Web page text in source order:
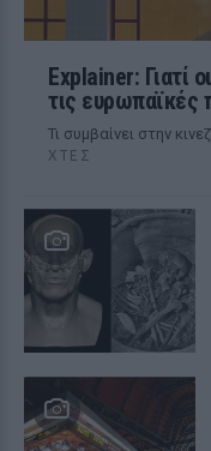
Explainer: Γιατί
τις ευρωπαϊκές
Τι συμβαίνει στην
ΧΤΕΣ